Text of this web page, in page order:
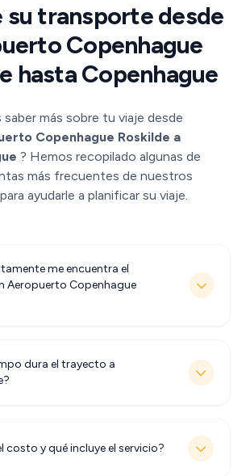
su transporte desde
Copenhague
hasta Copenhague
saber más sobre tu viaje desde
Copenhague Roskilde a
? Hemos recopilado algunas de
más frecuentes de nuestros
ayudarle a planificar su viaje.
me encuentra el
Aeropuerto Copenhague
dura el trayecto a
costo y qué incluye el servicio?